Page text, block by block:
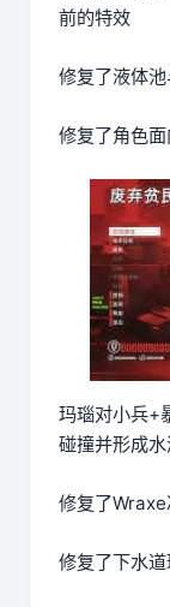
前的特效
修复了液体
修复了角色
玛瑙对小兵+
碰撞并形成
修复了
修复了下水